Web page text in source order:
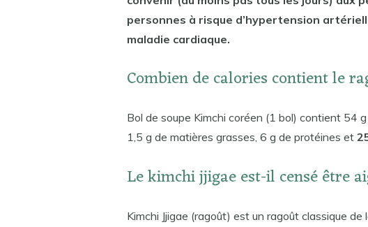
personnes à risque d’hypertension
maladie cardiaque.
Combien de calories contient le
Bol de soupe Kimchi coréen (1 bol) contient 54
1,5 g de matières grasses, 6 g de protéines et
Le kimchi jjigae est-il censé être
Kimchi Jjigae (ragoût) est un ragoût classique